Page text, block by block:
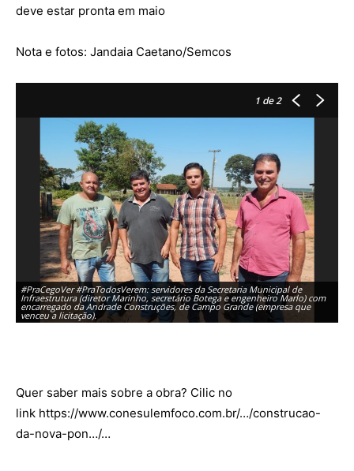
deve estar pronta em maio
Nota e fotos: Jandaia Caetano/Semcos
1 de 2
#PraCegoVer #PraTodosVerem: servidores da Secretaria Municipal de
Infraestrutura (diretor Marinho, secretário Botega e engenheiro Marlo) com
encarregado da Andrade Construções, de Campo Grande (empresa que
venceu a licitação).
Quer saber mais sobre a obra? Cilic no
link https://www.conesulemfoco.com.br/…/construcao-
da-nova-pon…/…